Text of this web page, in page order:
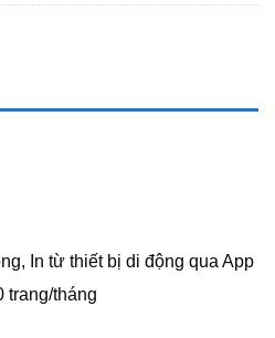
In từ thiết bị di động qua App
trang/tháng